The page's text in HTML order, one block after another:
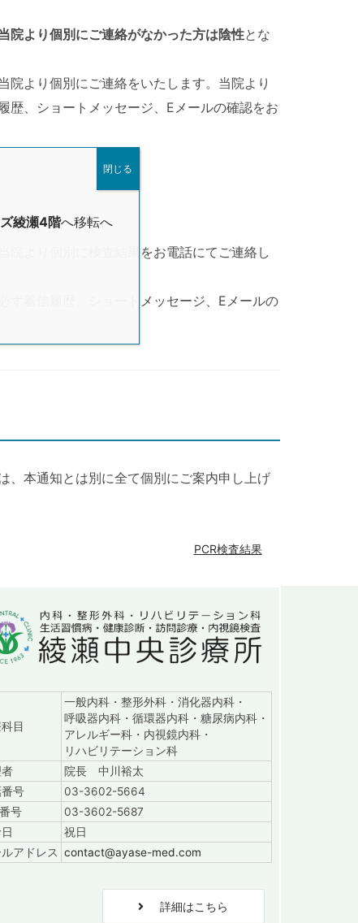
院より個別にご連絡がなかった方は陰性とな
より個別にご連絡をいたします。当院より
歴、ショートメッセージ、Eメールの確認をお
院より個別に検査結果をお電話にてご連絡し
ず着信履歴、ショートメッセージ、Eメールの
、本通知とは別に全て個別にご案内申し上げ
PCR検査結果
：診察日9:00～18:15（土は16:45、日は12:15まで）
目
一般内科・整形外科・消化器内科・
呼吸器内科・循環器内科・糖尿病内科・
アレルギー科・内視鏡内科・
リハビリテーション科
院長 中川裕太
号
03-3602-5664
号
03-3602-5687
祝日
ルアドレス contact@ayase-med.com
詳細はこちら
綾瀬4階へ移転へ
閉じる